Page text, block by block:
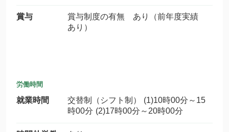
賞与
賞与制度の有無 あり（前年度実績
あり）
労働時間
就業時間
交替制（シフト制） (1)10時00分～15
時00分 (2)17時00分～20時00分